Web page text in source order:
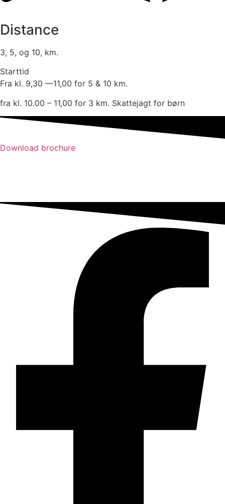
Distance
3, 5, og 10, km.
Starttid
Fra kl. 9,30 —11,00 for 5 & 10 km.
fra kl. 10.00 – 11,00 for 3 km. Skattejagt for børn
Download brochure